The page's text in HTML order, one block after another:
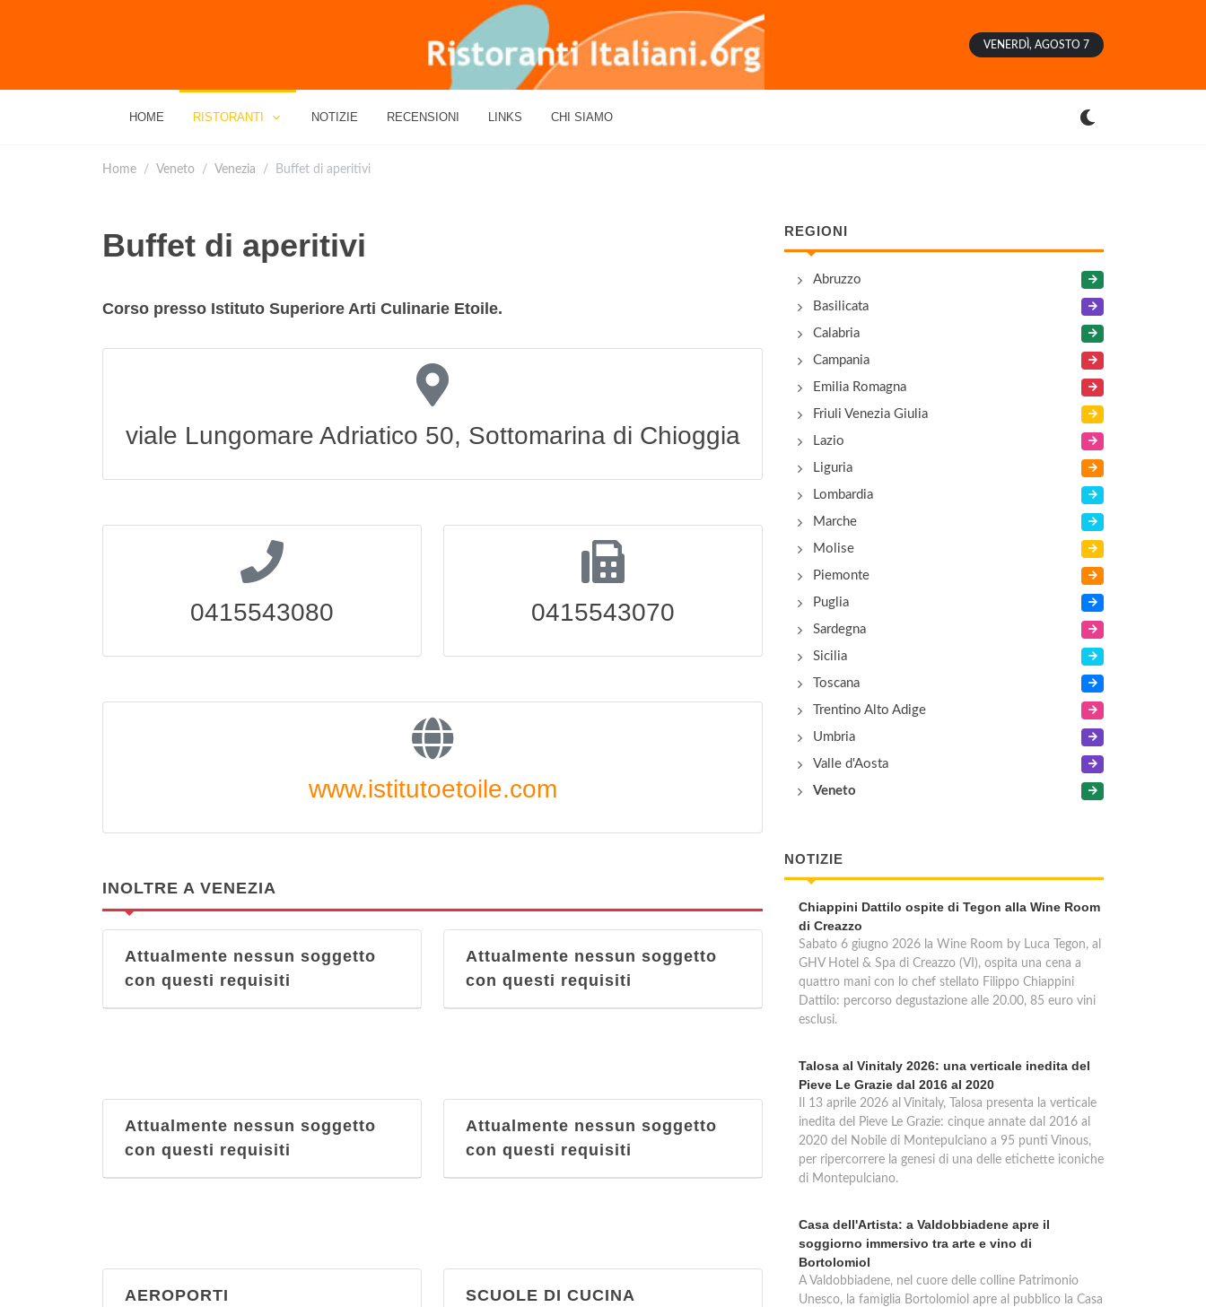
VENERDÌ, AGOSTO 7
HOME RISTORANTI NOTIZIE RECENSIONI LINKS CHI SIAMO
Home Veneto Venezia Buffet di aperitivi
Buffet di aperitivi
Corso presso Istituto Superiore Arti Culinarie Etoile.
viale Lungomare Adriatico 50, Sottomarina di Chioggia
0415543080 0415543070
www.istitutoetoile.com
INOLTRE A VENEZIA
Attualmente nessun soggetto
con questi requisiti
Attualmente nessun soggetto
con questi requisiti
Attualmente nessun soggetto
con questi requisiti
Attualmente nessun soggetto
con questi requisiti
AEROPORTI SCUOLE DI CUCINA
REGIONI
Abruzzo
Basilicata
Calabria
Campania
Emilia Romagna
Friuli Venezia Giulia
Lazio
Liguria
Lombardia
Marche
Molise
Piemonte
Puglia
Sardegna
Sicilia
Toscana
Trentino Alto Adige
Umbria
Valle d'Aosta
Veneto
NOTIZIE
Chiappini Dattilo ospite di Tegon alla Wine Room
di Creazzo
Sabato 6 giugno 2026 la Wine Room by Luca Tegon, al
GHV Hotel & Spa di Creazzo (VI), ospita una cena a
quattro mani con lo chef stellato Filippo Chiappini
Dattilo: percorso degustazione alle 20.00, 85 euro vini
esclusi.
Talosa al Vinitaly 2026: una verticale inedita del
Pieve Le Grazie dal 2016 al 2020
Il 13 aprile 2026 al Vinitaly, Talosa presenta la verticale
inedita del Pieve Le Grazie: cinque annate dal 2016 al
2020 del Nobile di Montepulciano a 95 punti Vinous,
per ripercorrere la genesi di una delle etichette iconiche
di Montepulciano.
Casa dell'Artista: a Valdobbiadene apre il
soggiorno immersivo tra arte e vino di
Bortolomiol
A Valdobbiadene, nel cuore delle colline Patrimonio
Unesco, la famiglia Bortolomiol apre al pubblico la Casa